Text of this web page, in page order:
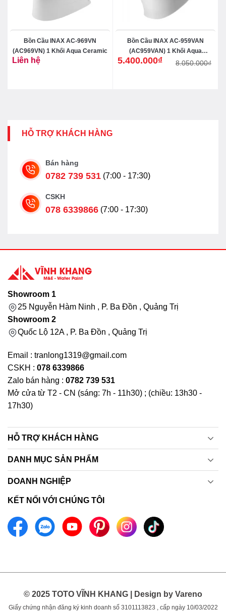
Bồn Cầu INAX AC-969VN
(AC969VN) 1 Khối Aqua Ceramic
Liên hệ
Bồn Cầu INAX AC-959VAN
(AC959VAN) 1 Khối Aqua
Ceramic8.050.000₫
Giá
5.400.000₫
Giá
HỖ TRỢ KHÁCH HÀNG
Bán hàng
0782 739 531 (7:00 - 17:30)
CSKH
078 6339866 (7:00 - 17:30)
Showroom 1
25 Nguyễn Hàm Ninh , P. Ba Đồn , Quảng Trị
Showroom 2
Quốc Lộ 12A , P. Ba Đồn , Quảng Trị
Email : tranlong1319@gmail.com
CSKH : 078 6339866
Zalo bán hàng : 0782 739 531
Mở cửa từ T2 - CN (sáng: 7h - 11h30) ; (chiều: 13h30 -
17h30)
HỖ TRỢ KHÁCH HÀNG
DANH MỤC SẢN PHẨM
DOANH NGHIỆP
KẾT NỐI VỚI CHÚNG TÔI
© 2025 TOTO VĨNH KHANG | Design by Vareno
Giấy chứng nhận đăng ký kinh doanh số 3101113823 , cấp ngày 10/03/2022